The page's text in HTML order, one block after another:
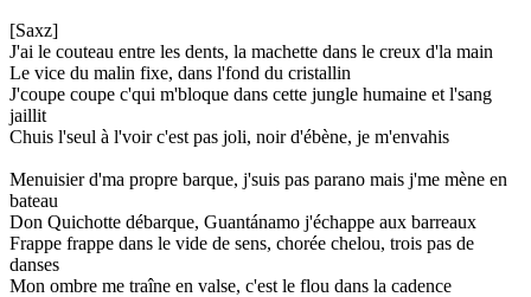
[Saxz]
J'ai le couteau entre les dents, la machette dans le creux d'la main
Le vice du malin fixe, dans l'fond du cristallin
J'coupe coupe c'qui m'bloque dans cette jungle humaine et l'sang
jaillit
Chuis l'seul à l'voir c'est pas joli, noir d'ébène, je m'envahis
Menuisier d'ma propre barque, j'suis pas parano mais j'me mène en
bateau
Don Quichotte débarque, Guantánamo j'échappe aux barreaux
Frappe frappe dans le vide de sens, chorée chelou, trois pas de
danses
Mon ombre me traîne en valse, c'est le flou dans la cadence